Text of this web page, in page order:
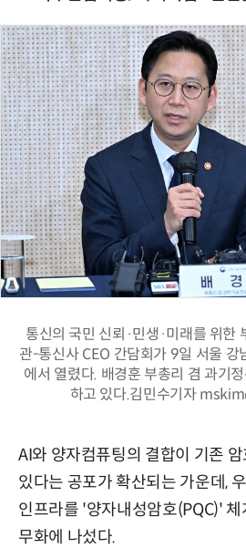
통신의 국민 신뢰·민생·미래를 위한
관-통신사 CEO 간담회가 9일 서울 강
에서 열렸다. 배경훈 부총리 겸 과기
하고 있다.김민수기자
AI와 양자컴퓨팅의 결합이 기존
있다는 공포가 확산되는 가운데,
인프라를 '양자내성암호(PQC)' 체
무화에 나섰다.